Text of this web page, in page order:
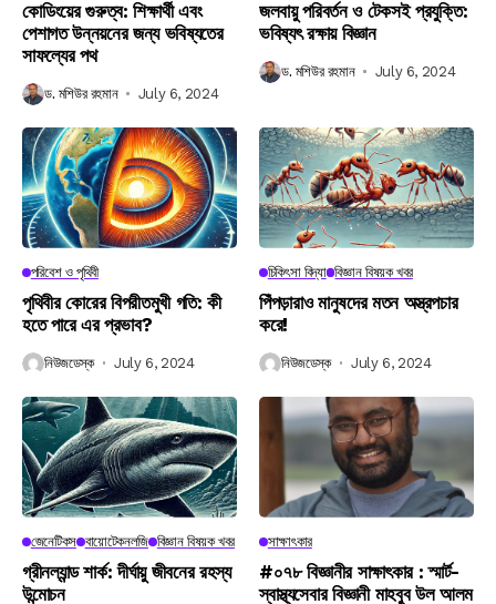
কোডিংয়ের গুরুত্ব: শিক্ষার্থী এবং
পেশাগত উন্নয়নের জন্য ভবিষ্যতের
সাফল্যের পথ
ড. মশিউর রহমান July 6, 2024
জলবায়ু পরিবর্তন ও টেকসই প্রযুক্তি:
ভবিষ্যৎ রক্ষায় বিজ্ঞান
ড. মশিউর রহমান July 6, 2024
পরিবেশ ও পৃথিবী
পৃথিবীর কোরের বিপরীতমুখী গতি: কী
হতে পারে এর প্রভাব?
নিউজডেস্ক July 6, 2024
চিকিৎসা বিদ্যা বিজ্ঞান বিষয়ক খবর
পিঁপড়ারাও মানুষদের মতন অস্ত্রপচার
করে!
নিউজডেস্ক July 6, 2024
জেনেটিকস বায়োটেকনলজি বিজ্ঞান বিষয়ক খবর
গ্রীনল্যান্ড শার্ক: দীর্ঘায়ু জীবনের রহস্য
উন্মোচন
সাক্ষাৎকার
#০৭৮ বিজ্ঞানীর সাক্ষাৎকার : স্মার্ট-
স্বাস্থ্যসেবার বিজ্ঞানী মাহবুব উল আলম